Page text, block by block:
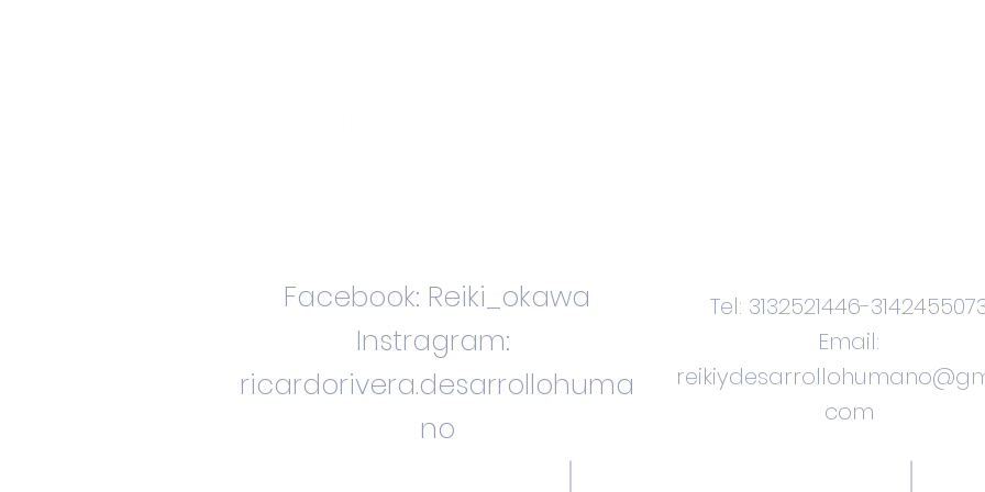
Facebook: Reiki_okawa
Instragram:
ricardorivera.desarrollohuma
no
Tel: 3132521446-
Email:
com